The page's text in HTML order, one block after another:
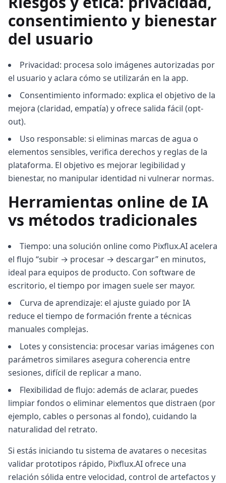
consentimiento y bienestar
del usuario
Privacidad: procesa solo imágenes autorizadas por
el usuario y aclara cómo se utilizarán en la app.
Consentimiento informado: explica el objetivo de la
mejora (claridad, empatía) y ofrece salida fácil (opt-
out).
Uso responsable: si eliminas marcas de agua o
elementos sensibles, verifica derechos y reglas de la
plataforma. El objetivo es mejorar legibilidad y
bienestar, no manipular identidad ni vulnerar normas.
Herramientas online de IA
vs métodos tradicionales
Tiempo: una solución online como Pixflux.AI acelera
el flujo “subir → procesar → descargar” en minutos,
ideal para equipos de producto. Con software de
escritorio, el tiempo por imagen suele ser mayor.
Curva de aprendizaje: el ajuste guiado por IA
reduce el tiempo de formación frente a técnicas
manuales complejas.
Lotes y consistencia: procesar varias imágenes con
parámetros similares asegura coherencia entre
sesiones, difícil de replicar a mano.
Flexibilidad de flujo: además de aclarar, puedes
limpiar fondos o eliminar elementos que distraen (por
ejemplo, cables o personas al fondo), cuidando la
naturalidad del retrato.
Si estás iniciando tu sistema de avatares o necesitas
validar prototipos rápido, Pixflux.AI ofrece una
relación sólida entre velocidad, control de artefactos y